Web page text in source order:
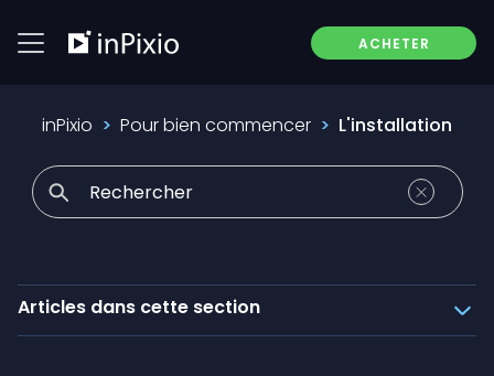
ACHETER
inPixio Pour bien commencer L'installation
Articles dans cette section